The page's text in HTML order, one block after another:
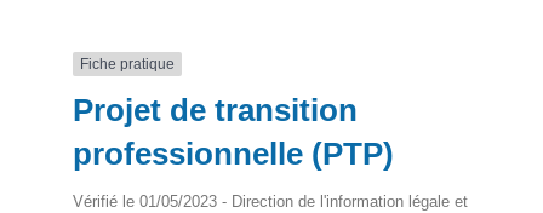
Fiche pratique
Projet de transition
professionnelle (PTP)
Vérifié le 01/05/2023 - Direction de l'information légale et